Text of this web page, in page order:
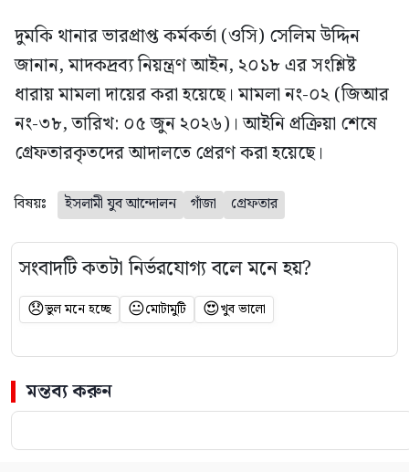
দুমকি থানার ভারপ্রাপ্ত কর্মকর্তা (ওসি) সেলিম উদ্দিন
জানান, মাদকদ্রব্য নিয়ন্ত্রণ আইন, ২০১৮ এর সংশ্লিষ্ট
ধারায় মামলা দায়ের করা হয়েছে। মামলা নং-০২ (জিআর
নং-৩৮, তারিখ: ০৫ জুন ২০২৬)। আইনি প্রক্রিয়া শেষে
গ্রেফতারকৃতদের আদালতে প্রেরণ করা হয়েছে।
বিষয়ঃ ইসলামী যুব আন্দোলন গাঁজা গ্রেফতার
সংবাদটি কতটা নির্ভরযোগ্য বলে মনে হয়?
😞ভুল মনে হচ্ছে 😐মোটামুটি 😍খুব ভালো
মন্তব্য করুন